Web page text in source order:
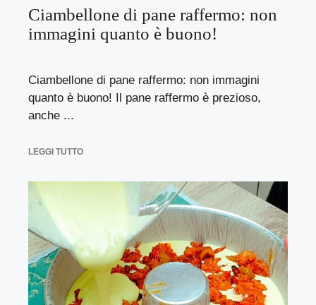
Ciambellone di pane raffermo: non
immagini quanto è buono!
Ciambellone di pane raffermo: non immagini
quanto è buono! Il pane raffermo è prezioso,
anche ...
LEGGI TUTTO